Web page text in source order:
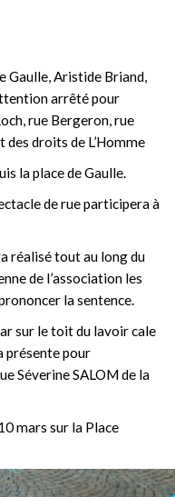
Gaulle, Aristide Briand,
arrêté pour
rue Bergeron, rue
droits de L’Homme
la place de Gaulle.
de rue participera à
réalisé tout au long du
de l’association les
la sentence.
sur le toit du lavoir cale
présente pour
Séverine SALOM de la
mars sur la Place